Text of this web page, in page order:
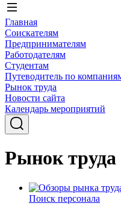
Главная
Соискателям
Предпринимателям
Работодателям
Студентам
Путеводитель по
Рынок труда
Новости сайта
Календарь мероприятий
Рынок труда
Поиск персонала